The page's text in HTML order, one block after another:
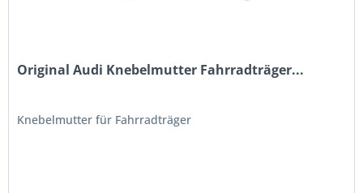
Original Audi Knebelmutter Fahrradträger...
Knebelmutter für Fahrradträger